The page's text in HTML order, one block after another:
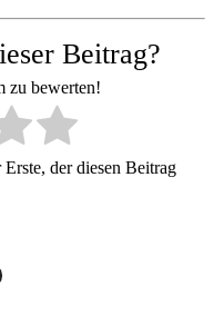
Beitrag?
zu bewerten!
der diesen Beitrag